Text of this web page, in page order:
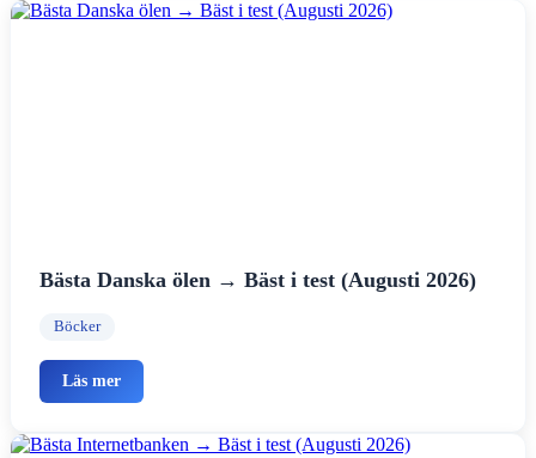
Bästa Danska ölen → Bäst i test (Augusti 2026)
Böcker
Läs mer